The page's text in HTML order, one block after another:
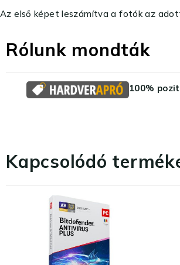
Az első képet leszámítva a fotók az
Rólunk mondták
100%
Kapcsolódó